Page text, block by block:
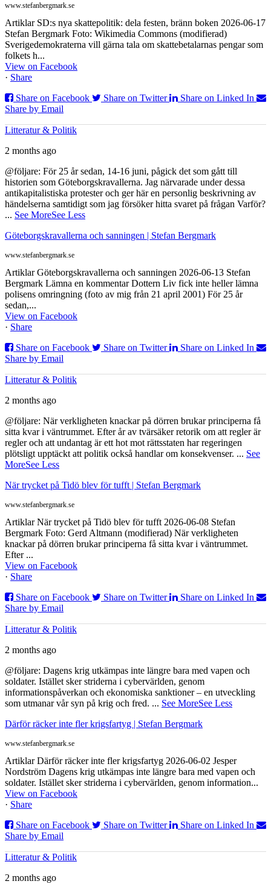
www.stefanbergmark.se
Artiklar SD:s nya skattepolitik: dela festen, bränn boken 2026-06-17
Stefan Bergmark Foto: Wikimedia Commons (modifierad)
Sverigedemokraterna vill gärna tala om skattebetalarnas pengar som
folkets h...
View on Facebook
· Share
Share on Facebook
Share on Twitter
Share on Linked In
Share by Email
Litteratur & Politik
2 months ago
@följare: För 25 år sedan, 14-16 juni, pågick det som gått till
historien som Göteborgskravallerna. Jag närvarade under dessa
antikapitalistiska protester och ger här en personlig beskrivning av
händelserna samtidigt som jag försöker hitta svaret på frågan Varför?
... See MoreSee Less
Göteborgskravallerna och sanningen | Stefan Bergmark
www.stefanbergmark.se
Artiklar Göteborgskravallerna och sanningen 2026-06-13 Stefan
Bergmark Lämna en kommentar Dottern Liv fick inte heller lämna
polisens omringning (foto av mig från 21 april 2001) För 25 år
sedan,...
View on Facebook
· Share
Share on Facebook
Share on Twitter
Share on Linked In
Share by Email
Litteratur & Politik
2 months ago
@följare: När verkligheten knackar på dörren brukar principerna få
sitta kvar i väntrummet. Efter år av tvärsäker retorik om att regler är
regler och att undantag är ett hot mot rättsstaten har regeringen
plötsligt upptäckt att politik också handlar om konsekvenser. ... See
MoreSee Less
När trycket på Tidö blev för tufft | Stefan Bergmark
www.stefanbergmark.se
Artiklar När trycket på Tidö blev för tufft 2026-06-08 Stefan
Bergmark Foto: Gerd Altmann (modifierad) När verkligheten
knackar på dörren brukar principerna få sitta kvar i väntrummet.
Efter ...
View on Facebook
· Share
Share on Facebook
Share on Twitter
Share on Linked In
Share by Email
Litteratur & Politik
2 months ago
@följare: Dagens krig utkämpas inte längre bara med vapen och
soldater. Istället sker striderna i cybervärlden, genom
informationspåverkan och ekonomiska sanktioner – en utveckling
som utmanar vår syn på krig och fred. ... See MoreSee Less
Därför räcker inte fler krigsfartyg | Stefan Bergmark
www.stefanbergmark.se
Artiklar Därför räcker inte fler krigsfartyg 2026-06-02 Jesper
Nordström Dagens krig utkämpas inte längre bara med vapen och
soldater. Istället sker striderna i cybervärlden, genom information...
View on Facebook
· Share
Share on Facebook
Share on Twitter
Share on Linked In
Share by Email
Litteratur & Politik
2 months ago